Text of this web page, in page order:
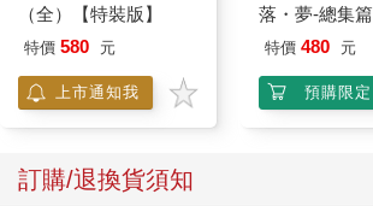
（全）【特裝版】
特價 580 元
上市通知我
落・夢-總集篇
特價 480 元
預購限定
訂購/退換貨須知